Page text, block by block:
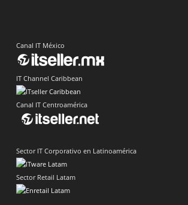
Canal IT México
IT Channel Caribbean
Canal IT Centroamérica
Sector IT Corporativo en Latinoamérica
Sector Retail Latam